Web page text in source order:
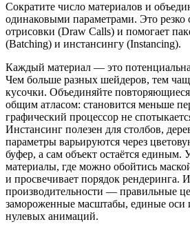
Сократите число материалов и
одинаковыми параметрами. Это
отрисовки (Draw Calls) и помогает
(Batching) и инстансингу (Instancing).
Каждый материал — это
Чем больше разных шейдеров, тем
кусочки. Объединяйте
общим атласом: становится меньше
графический процессор не
Инстансинг полезен для столбов,
параметры варьируются через
буфер, а сам объект остаётся единым.
материалы, где можно обойтись
и просвечивает порядок рендеринга.
производительности — правильные
замороженные масштабы, единые оси
нулевых анимаций.